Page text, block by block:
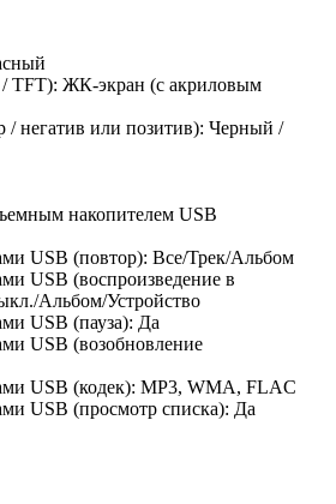
TFT): ЖК-экран (с акриловым
/ негатив или позитив): Черный /
накопителем USB
USB (повтор): Все/Трек/Альбом
USB (воспроизведение в
Альбом/Устройство
USB (пауза): Да
USB (возобновление
USB (кодек): MP3, WMA, FLAC
USB (просмотр списка): Да